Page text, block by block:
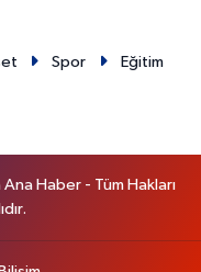
Spor
Eğitim
Haber - Tüm Hakları